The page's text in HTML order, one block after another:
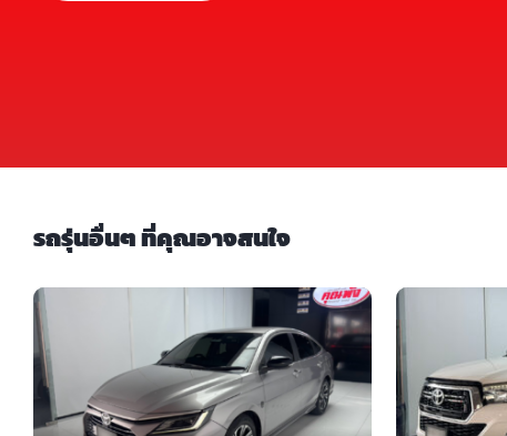
รถรุ่นอื่นๆ ที่คุณอาจสนใจ